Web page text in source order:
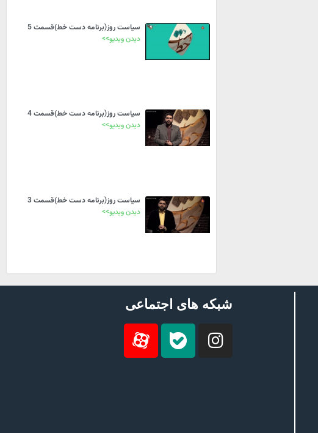
سیاست روز(برنامه دست خط)قسمت 5
دیدن ویدیو>>
سیاست روز(برنامه دست خط)قسمت 4
دیدن ویدیو>>
سیاست روز(برنامه دست خط)قسمت 3
دیدن ویدیو>>
شبکه های اجتماعی